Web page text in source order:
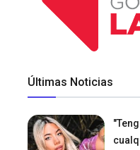
Últimas Noticias